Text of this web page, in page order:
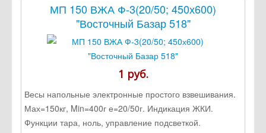
МП 150 ВЖА Ф-3(20/50; 450х600)
"Восточный Базар 518"
1 руб.
Весы напольные электронные простого взвешивания.
Мах=150кг, Min=400г е=20/50г. Индикация ЖКИ.
Функции тара, ноль, управление подсветкой.